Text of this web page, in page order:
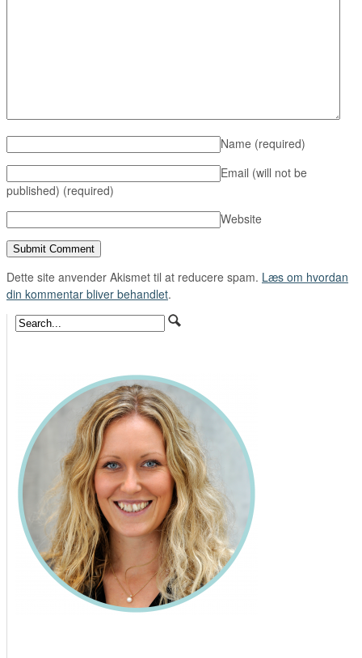
Name (required)
Email (will not be
published) (required)
Website
Dette site anvender Akismet til at reducere spam. Læs om hvordan
din kommentar bliver behandlet.